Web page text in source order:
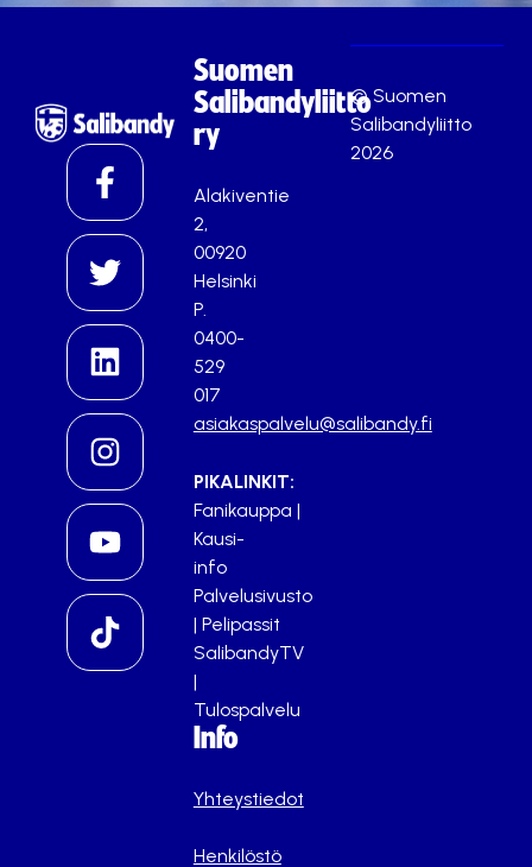
Suomen
Salibandyliitto
ry
Alakiventie
2,
00920
Helsinki
P.
0400-
529
017
asiakaspalvelu@salibandy.fi
PIKALINKIT:
Fanikauppa |
Kausi-
info
Palvelusivusto
| Pelipassit
SalibandyTV
|
Tulospalvelu
Info
Yhteystiedot
Henkilöstö
© Suomen
Salibandyliitto
2026